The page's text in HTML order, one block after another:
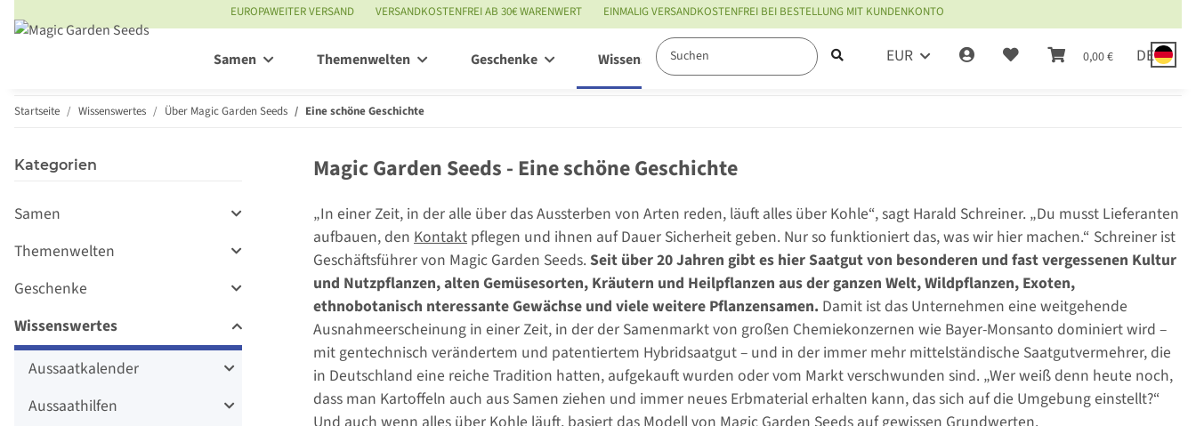
EUROPAWEITER VERSAND VERSANDKOSTENFREI AB 30€ WARENWERT EINMALIG VERSANDKOSTENFREI BEI BESTELLUNG MIT KUNDENKONTO
EUR 0,00 € DE
Samen Themenwelten Geschenke Wissenswertes
Startseite Wissenswertes Über Magic Garden Seeds Eine schöne Geschichte
Magic Garden Seeds - Eine schöne Geschichte
„In einer Zeit, in der alle über das Aussterben von Arten reden, läuft alles über Kohle“, sagt Harald Schreiner. „Du musst Lieferanten
aufbauen, den Kontakt pflegen und ihnen auf Dauer Sicherheit geben. Nur so funktioniert das, was wir hier machen.“ Schreiner ist
Geschäftsführer von Magic Garden Seeds. Seit über 20 Jahren gibt es hier Saatgut von besonderen und fast vergessenen Kultur
und Nutzpflanzen, alten Gemüsesorten, Kräutern und Heilpflanzen aus der ganzen Welt, Wildpflanzen, Exoten,
ethnobotanisch nteressante Gewächse und viele weitere Pflanzensamen. Damit ist das Unternehmen eine weitgehende
Ausnahmeerscheinung in einer Zeit, in der der Samenmarkt von großen Chemiekonzernen wie Bayer-Monsanto dominiert wird –
mit gentechnisch verändertem und patentiertem Hybridsaatgut – und in der immer mehr mittelständische Saatgutvermehrer, die
in Deutschland eine reiche Tradition hatten, aufgekauft wurden oder vom Markt verschwunden sind. „Wer weiß denn heute noch,
dass man Kartoffeln auch aus Samen ziehen und immer neues Erbmaterial erhalten kann, das sich auf die Umgebung einstellt?“
Kategorien
Samen
Themenwelten
Geschenke
Wissenswertes
Aussaatkalender
Aussaathilfen